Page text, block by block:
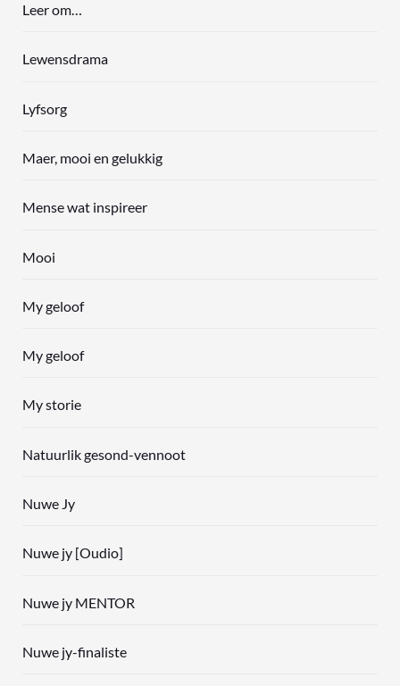
Leer om…
Lewensdrama
Lyfsorg
Maer, mooi en gelukkig
Mense wat inspireer
Mooi
My geloof
My geloof
My storie
Natuurlik gesond-vennoot
Nuwe Jy
Nuwe jy [Oudio]
Nuwe jy MENTOR
Nuwe jy-finaliste